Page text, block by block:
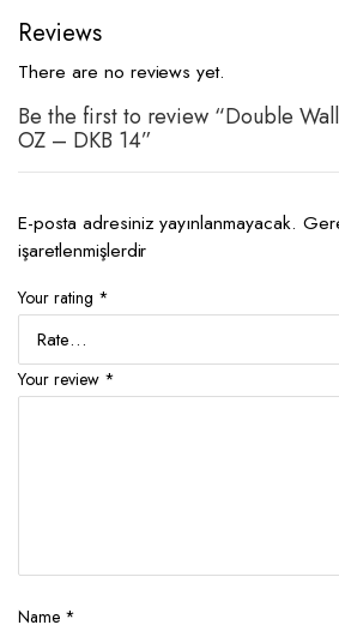
Reviews
There are no reviews yet.
Be the first to review “Double
OZ – DKB 14”
E-posta adresiniz yayınlanmayacak.
işaretlenmişlerdir
Your rating *
Your review *
Name *